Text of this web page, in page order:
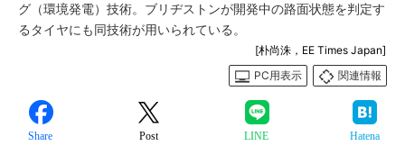
グ（環境発電）技術。ブリヂストンが開発中の路面状態を判定す
るタイヤにも同技術が用いられている。
[朴尚洙，EE Times Japan]
PC用表示
関連情報
Share Post LINE Hatena